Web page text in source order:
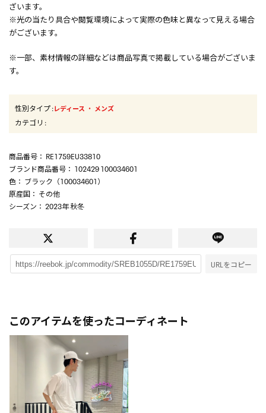
ざいます。
※光の当たり具合や閲覧環境によって実際の色味と異なって見える場合
がございます。
※一部、素材情報の詳細などは商品写真で掲載している場合がございま
す。
性別タイプ:レディース ・ メンズ
カテゴリ :
商品番号 ： RE1759EU33810
ブランド商品番号 ： 102429 100034601
色 ： ブラック（100034601）
原産国 ： その他
シーズン ： 2023年 秋冬
URLをコピー
このアイテムを使ったコーディネート